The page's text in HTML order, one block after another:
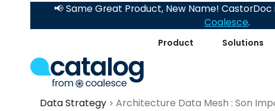
Product Solutions
📢 Same Great Product, New Name!
Coalesce.
Data Strategy Architecture Data Mesh : Son